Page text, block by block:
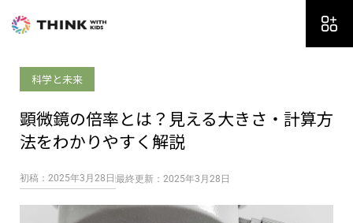
科学と未来
顕微鏡の倍率とは？見える大きさ・計算方
法をわかりやすく解説
初稿：2025年3月28日 最終更新：2025年3月28日